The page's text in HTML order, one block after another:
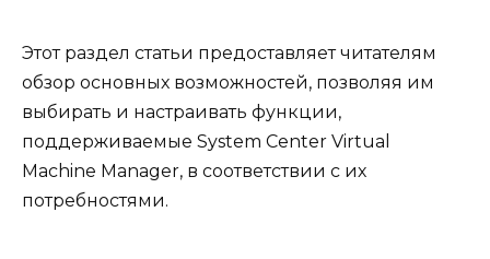
Этот раздел статьи предоставляет читателям
обзор основных возможностей, позволяя им
выбирать и настраивать функции,
поддерживаемые System Center Virtual
Machine Manager, в соответствии с их
потребностями.